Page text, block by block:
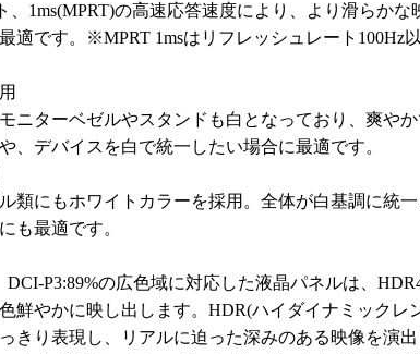
、1ms(MPRT)の高速応答速度により、より滑らかな
適です。※MPRT 1msはリフレッシュレート100Hz
ニターベゼルやスタンドも白となっており、爽や
、デバイスを白で統一したい場合に最適です。
類にもホワイトカラーを採用。全体が白基調に統
も最適です。
DCI-P3:89%の広色域に対応した液晶パネルは、
鮮やかに映し出します。HDR(ハイダイナミックレ
きり表現し、リアルに迫った深みのある映像を演出